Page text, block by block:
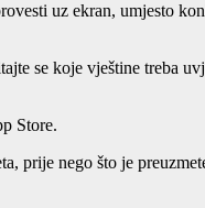
uz ekran, umjesto
se koje vještine treba
Store.
prije nego što je